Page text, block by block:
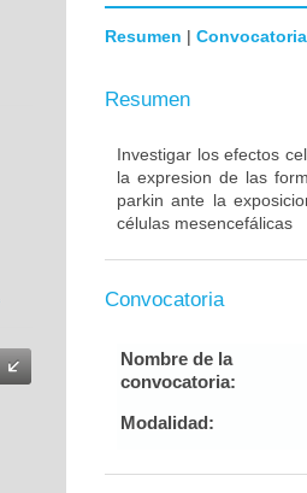
Resumen | Convocatoria
Resumen
Investigar los efectos
la expresion de las
parkin ante la
células mesencefálicas
Convocatoria
Nombre de la
convocatoria:
Modalidad: